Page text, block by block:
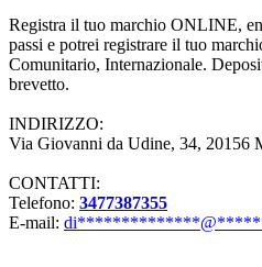
Registra il tuo marchio ONLINE,
passi e potrei registrare il tuo
Comunitario, Internazionale.
brevetto.
INDIRIZZO:
Via Giovanni da Udine, 34, 20156
CONTATTI:
Telefono: 3477387355
E-mail: di**************@